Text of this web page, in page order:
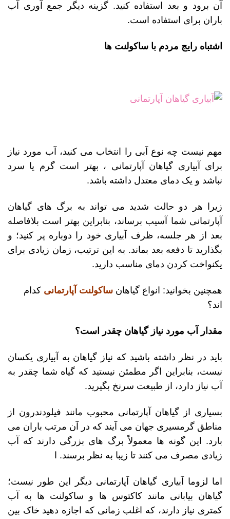
آن برود و بعد استفاده کنید. گزینه دیگر جمع آوری آب
باران برای استفاده است.
اشتباه رایج مردم با ساکولنت ها
مهم نیست چه نوع آبی را انتخاب می کنید، آب مورد نیاز
برای آبیاری گیاهان آپارتمانی ، بهتر است گرم یا سرد
نباشد و یک دمای معتدل داشته باشد.
زیرا هر دو حالت شدید می تواند به برگ های گیاهان
آپارتمانی شما آسیب برساند، بنابراین بهتر است بلافاصله
بعد از هر جلسه، ظرف آبیاری خود را دوباره پر کنید؛ و
بگذارید تا دفعه بعد بماند. به این ترتیب، زمان زیادی برای
یکنواخت کردن دمای مناسب دارید.
همچنین بخوانید: انواع گیاهان ساکولنت آپارتمانی کدام
اند؟
مقدار آب مورد نیاز گیاهان چقدر است؟
باید در نظر داشته باشید که نیاز گیاهان به آبیاری یکسان
نیست، بنابراین اگر مطمئن نیستید که گیاه شما چقدر به
آب نیاز دارد، از طبیعت سرنخ بگیرید.
بسیاری از گیاهان آپارتمانی محبوب مانند فیلودندرون از
مناطق گرمسیری جهان می آیند که در آن مرتب باران می
بارد. این گونه ها معمولاً برگ های بزرگی دارند که آب
زیادی مصرف می کنند تا زیبا به نظر برسند. ا
اما لزوما آبیاری گیاهان آپارتمانی دیگر این طور نیست؛
گیاهان بیابانی مانند کاکتوس ها و ساکولنت ها به آب
کمتری نیاز دارند، که اغلب زمانی که اجازه دهید خاک بین